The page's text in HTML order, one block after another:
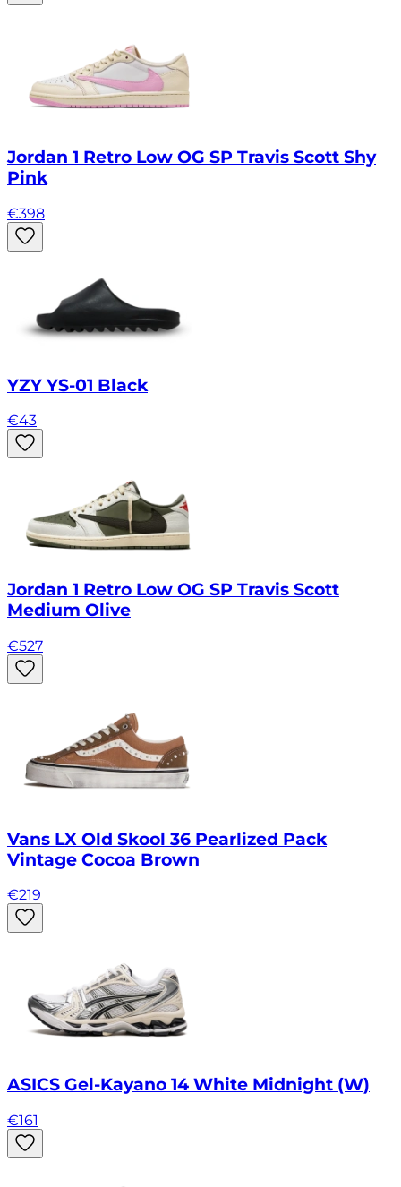
Jordan 1 Retro Low OG SP Travis Scott Shy
Pink
€398
YZY YS-01 Black
€43
Jordan 1 Retro Low OG SP Travis Scott
Medium Olive
€527
Vans LX Old Skool 36 Pearlized Pack
Vintage Cocoa Brown
€219
ASICS Gel-Kayano 14 White Midnight (W)
€161